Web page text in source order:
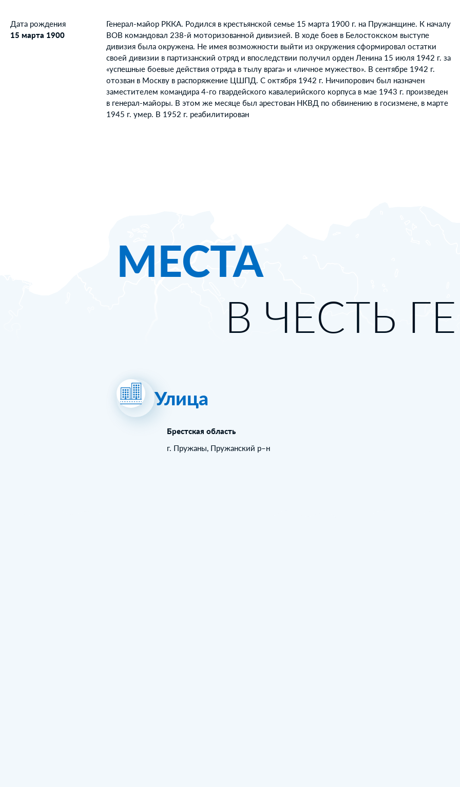
Дата рождения
15 марта 1900
Генерал-майор РККА. Родился в крестьянской семье 15 марта 1900 г. на Пружанщине. К началу
ВОВ командовал 238-й моторизованной дивизией. В ходе боев в Белостокском выступе
дивизия была окружена. Не имея возможности выйти из окружения сформировал остатки
своей дивизии в партизанский отряд и впоследствии получил орден Ленина 15 июля 1942 г. за
«успешные боевые действия отряда в тылу врага» и «личное мужество». В сентябре 1942 г.
отозван в Москву в распоряжение ЦШПД. С октября 1942 г. Ничипорович был назначен
заместителем командира 4-го гвардейского кавалерийского корпуса в мае 1943 г. произведен
в генерал-майоры. В этом же месяце был арестован НКВД по обвинению в госизмене, в марте
1945 г. умер. В 1952 г. реабилитирован
МЕСТА
В ЧЕСТЬ
Улица
Брестская область
г. Пружаны, Пружанский р–н